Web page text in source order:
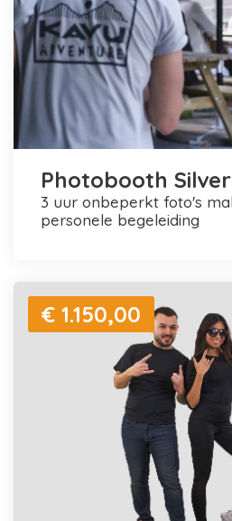
Photobooth Silver
3 uur onbeperkt foto's maken en printen +
personele begeleiding
€ 1.150,00